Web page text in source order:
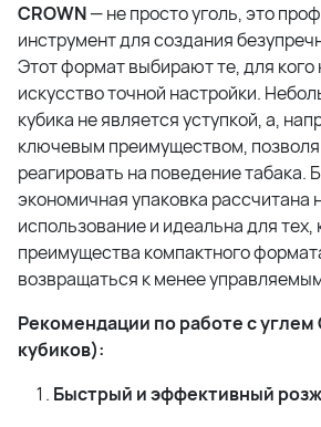
CROWN— не просто уголь, это
инструмент для создания
Этот формат выбирают те, для кого
искусство точной настройки.
кубика не является уступкой, а,
ключевым преимуществом,
реагировать на поведение табака.
экономичная упаковка рассчитана
использование и идеальна для тех,
преимущества компактного
возвращаться к менее
Рекомендации по работе с углем
кубиков):
Быстрый и эффективный